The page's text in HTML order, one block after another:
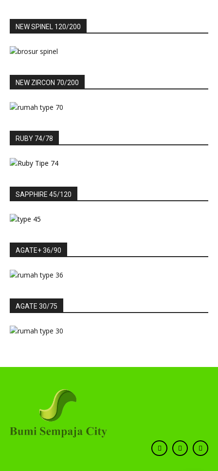
NEW SPINEL 120/200
NEW ZIRCON 70/200
RUBY 74/78
SAPPHIRE 45/120
AGATE+ 36/90
AGATE 30/75